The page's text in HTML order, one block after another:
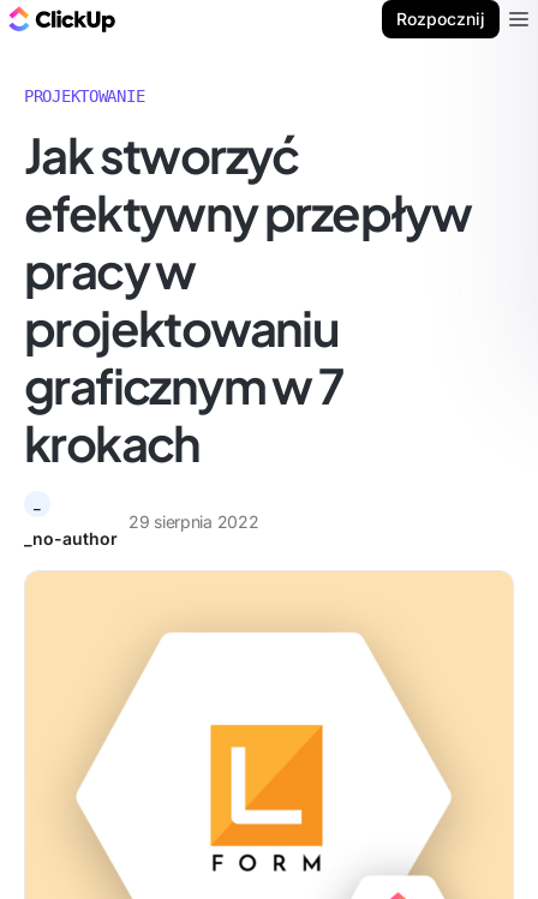
Rozpocznij
PROJEKTOWANIE
Jak stworzyć
efektywny przepływ
pracy w
projektowaniu
graficznym w 7
krokach
_no-author
29 sierpnia 2022